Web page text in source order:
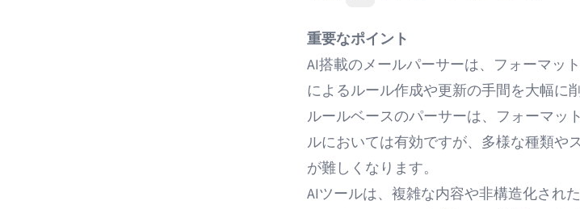
重要なポイント
AI搭載のメールパーサーは、フォーマッ
によるルール作成や更新の手間を大幅に
ルールベースのパーサーは、フォーマッ
ルにおいては有効ですが、多様な種類や
が難しくなります。
AIツールは、複雑な内容や非構造化され